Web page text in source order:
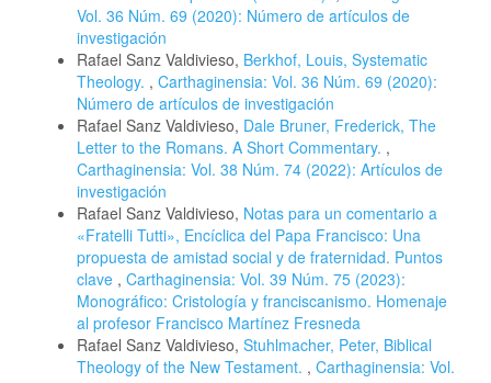
Vol. 36 Núm. 69 (2020): Número de artículos de
investigación
Rafael Sanz Valdivieso, Berkhof, Louis, Systematic
Theology. , Carthaginensia: Vol. 36 Núm. 69 (2020):
Número de artículos de investigación
Rafael Sanz Valdivieso, Dale Bruner, Frederick, The
Letter to the Romans. A Short Commentary. ,
Carthaginensia: Vol. 38 Núm. 74 (2022): Artículos de
investigación
Rafael Sanz Valdivieso, Notas para un comentario a
«Fratelli Tutti», Encíclica del Papa Francisco: Una
propuesta de amistad social y de fraternidad. Puntos
clave , Carthaginensia: Vol. 39 Núm. 75 (2023):
Monográfico: Cristología y franciscanismo. Homenaje
al profesor Francisco Martínez Fresneda
Rafael Sanz Valdivieso, Stuhlmacher, Peter, Biblical
Theology of the New Testament. , Carthaginensia: Vol.